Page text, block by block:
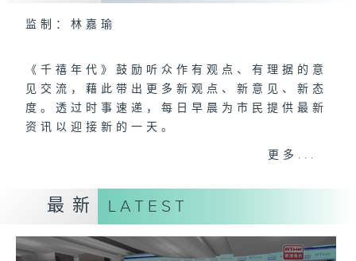
监制：林嘉瑜
《千禧年代》鼓励听众作有观点、有理据的意
见交流，藉此带出更多新观点、新意见、新态
度。透过时事速递，每日早晨为市民提供最新
资讯以迎接新的一天。
声音更立体 意见更多元
热线号码: 1872311
更多...
最新 LATEST